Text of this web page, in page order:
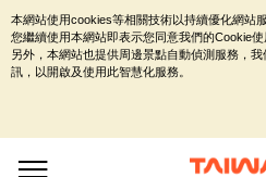
本網站使用cookies等相關技術以持續優化網站
您繼續使用本網站即表示您同意我們的Cookie使
另外，本網站也提供周邊景點自動偵測服務，
訊，以開啟及使用此智慧化服務。